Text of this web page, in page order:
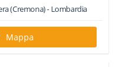
(Cremona) - Lombardia
Mappa